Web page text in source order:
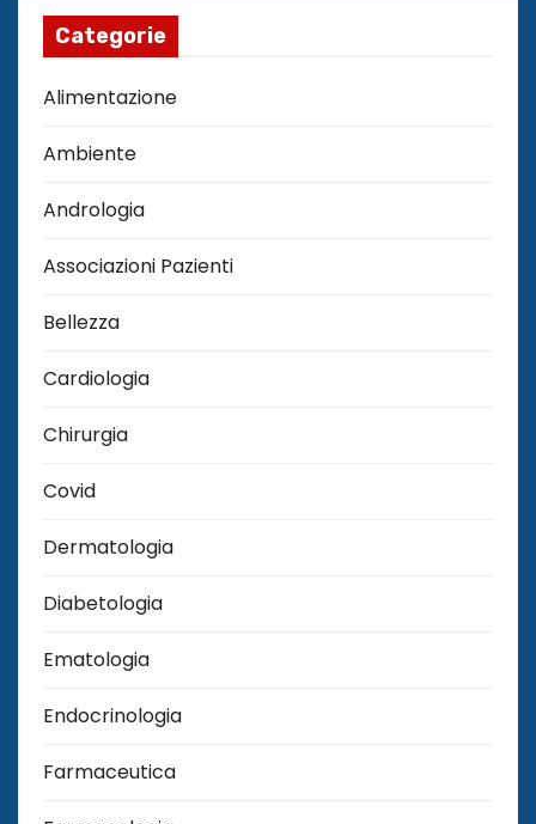
Categorie
Alimentazione
Ambiente
Andrologia
Associazioni Pazienti
Bellezza
Cardiologia
Chirurgia
Covid
Dermatologia
Diabetologia
Ematologia
Endocrinologia
Farmaceutica